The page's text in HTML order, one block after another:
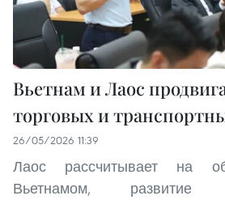
Вьетнам и Лаос
торговых и
26/05/2026 11:39
Лаос рассчитывает на
Вьетнамом, развитие